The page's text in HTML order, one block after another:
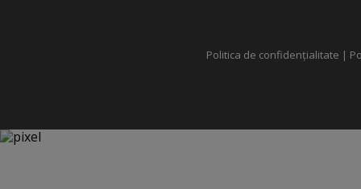
Politica de confidențialitate |